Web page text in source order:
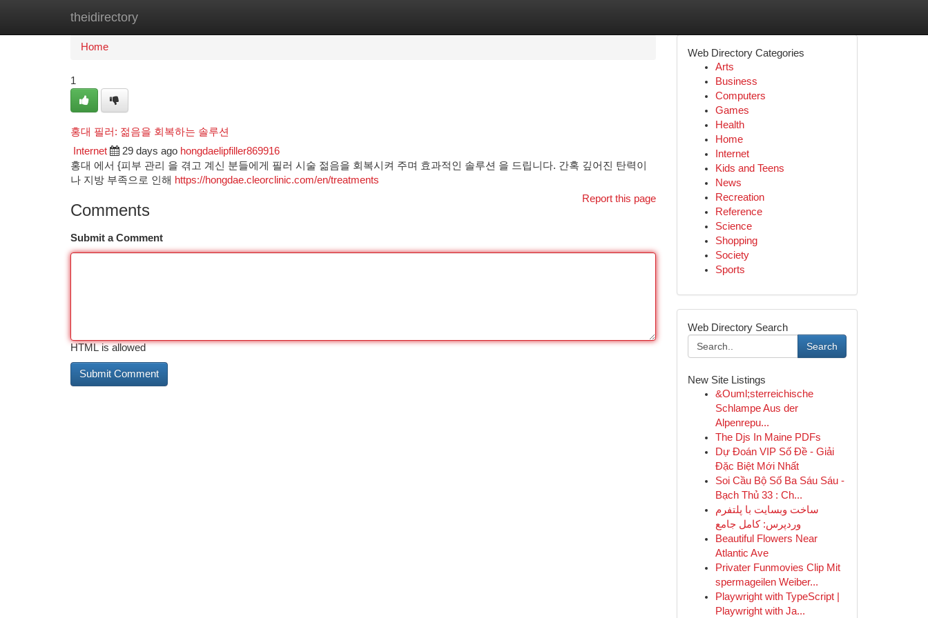
theidirectory
Home
Home
1
홍대 필러: 젊음을 회복하는 솔루션
Internet 29 days ago hongdaelipfiller869916
홍대 에서 {피부 관리 을 겪고 계신 분들에게 필러 시술 젊음을 회복시켜 주며 효과적인 솔루션 을 드립니다. 간혹 깊어진 탄력이
나 지방 부족으로 인해 https://hongdae.cleorclinic.com/en/treatments
Report this page
Comments
Submit a Comment
HTML is allowed
Web Directory Categories
Arts
Business
Computers
Games
Health
Home
Internet
Kids and Teens
News
Recreation
Reference
Science
Shopping
Society
Sports
Web Directory Search
Search
New Site Listings
&Ouml;sterreichische
Schlampe Aus der
Alpenrepu...
The Djs In Maine PDFs
Dự Đoán VIP Số Đề - Giải
Đặc Biệt Mới Nhất
Soi Cầu Bộ Số Ba Sáu Sáu -
Bạch Thủ 33 : Ch...
ساخت وبسایت با پلتفرم
وردپرس: کامل جامع
Beautiful Flowers Near
Atlantic Ave
Privater Funmovies Clip Mit
spermageilen Weiber...
Playwright with TypeScript |
Playwright with Ja...